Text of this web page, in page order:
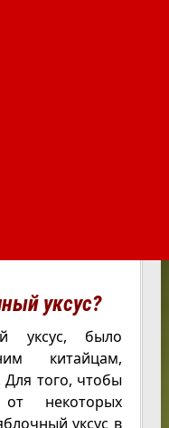
уксус?
уксус, было
китайцам,
того, чтобы
некоторых
уксус в